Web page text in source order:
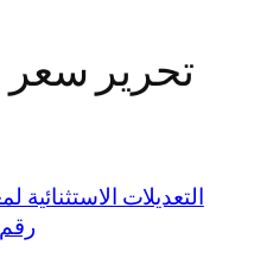
تحرير